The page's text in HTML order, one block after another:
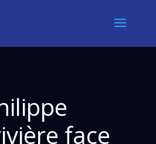
face